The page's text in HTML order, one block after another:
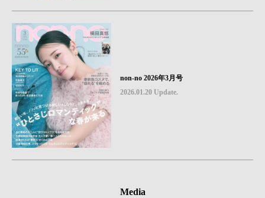
non-no 2026年3月号
2026.01.20 Update.
Media